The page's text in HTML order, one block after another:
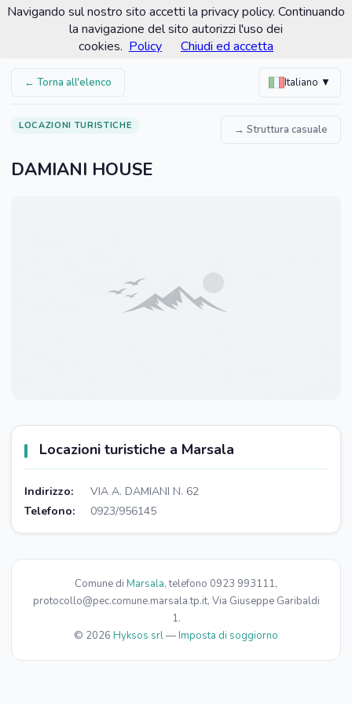
Comune di Marsala
Portale turistico ufficiale
← Torna all'elenco Italiano ▼
LOCAZIONI TURISTICHE → Struttura casuale
DAMIANI HOUSE
Locazioni turistiche a Marsala
Indirizzo:
VIA A. DAMIANI N. 62
Telefono:
0923/956145
Comune di Marsala, telefono 0923 993111,
protocollo@pec.comune.marsala.tp.it, Via Giuseppe Garibaldi
1.
© 2026 Hyksos srl—Imposta di soggiorno
Navigando sul nostro sito accetti la privacy policy. Continuando
la navigazione del sito autorizzi l'uso dei
cookies. Policy Chiudi ed accetta